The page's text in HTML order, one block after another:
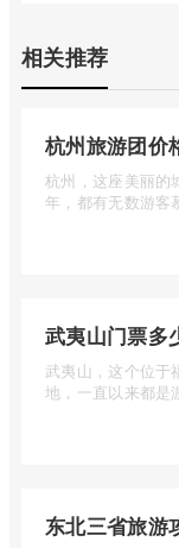
相关推荐
杭州旅游团价
杭州，这座美丽的
年，都有无数游客
武夷山门票多
武夷山，这个位于
地，一直以来都是